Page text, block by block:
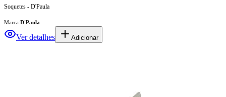
Soquetes - D'Paula
Marca:D'Paula
Ver detalhes Adicionar